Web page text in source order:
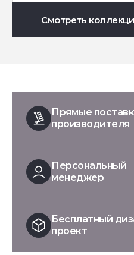
Смотреть
Прямые
производителя
Персональный
менеджер
Бесплатный
проект